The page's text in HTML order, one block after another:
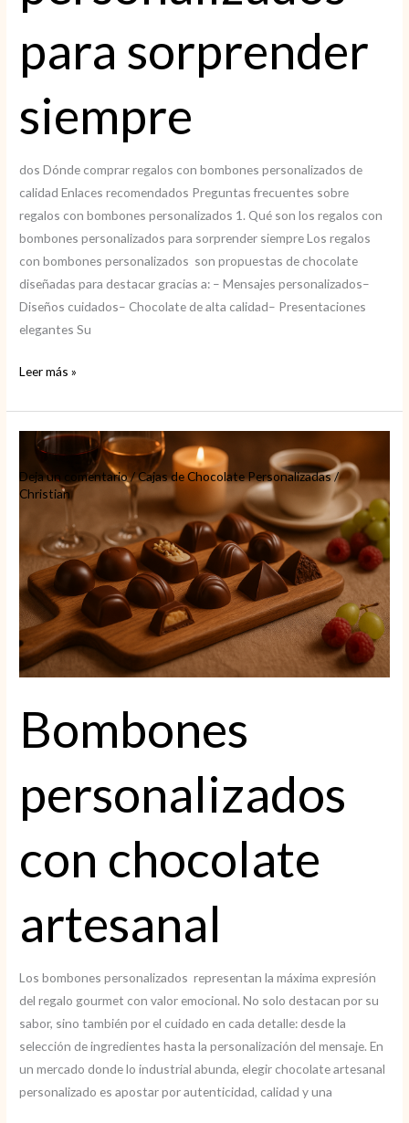
para sorprender
siempre
dos Dónde comprar regalos con bombones personalizados de
calidad Enlaces recomendados Preguntas frecuentes sobre
regalos con bombones personalizados 1. Qué son los regalos con
bombones personalizados para sorprender siempre Los regalos
con bombones personalizados son propuestas de chocolate
diseñadas para destacar gracias a: – Mensajes personalizados–
Diseños cuidados– Chocolate de alta calidad– Presentaciones
elegantes Su
Regalos
bombones
personalizados
para
sorprender
Leer más »
Bombones
personalizados
con chocolate
artesanal
Deja un comentario/Cajas de Chocolate Personalizadas/
Christian
Los bombones personalizados representan la máxima expresión
del regalo gourmet con valor emocional. No solo destacan por su
sabor, sino también por el cuidado en cada detalle: desde la
selección de ingredientes hasta la personalización del mensaje. En
un mercado donde lo industrial abunda, elegir chocolate artesanal
personalizado es apostar por autenticidad, calidad y una